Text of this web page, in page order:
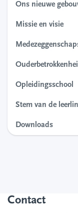
Ons nieuwe
Missie en visie
Opleidingsschool
Stem van de
Downloads
Contact